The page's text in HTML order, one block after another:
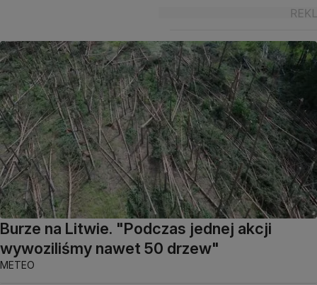
Burze na Litwie. "Podczas jednej akcji
wywoziliśmy nawet 50 drzew"
METEO